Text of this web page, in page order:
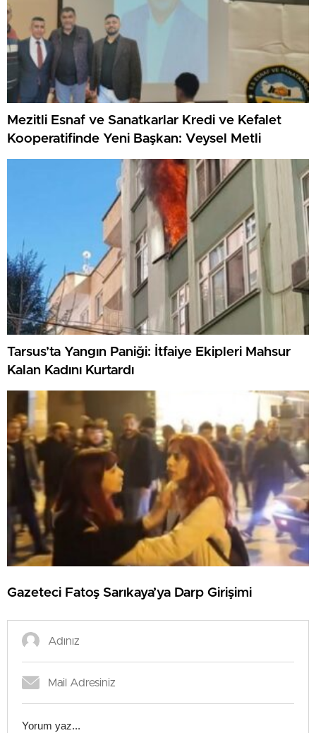
Mezitli Esnaf ve Sanatkarlar Kredi ve Kefalet
Kooperatifinde Yeni Başkan: Veysel Metli
Tarsus’ta Yangın Paniği: İtfaiye Ekipleri Mahsur
Kalan Kadını Kurtardı
Gazeteci Fatoş Sarıkaya’ya Darp Girişimi